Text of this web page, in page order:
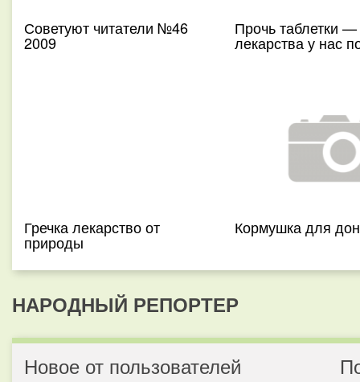
Советуют читатели №46
2009
Прочь таблетки —
лекарства у нас
Гречка лекарство от
природы
Кормушка для
НАРОДНЫЙ РЕПОРТЕР
Новое от пользователей